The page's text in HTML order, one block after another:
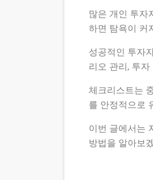
많은 개인 투자
하면 탐욕이 커
성공적인 투자
리오 관리, 투
체크리스트는
를 안정적으로
이번 글에서는
방법을 알아보